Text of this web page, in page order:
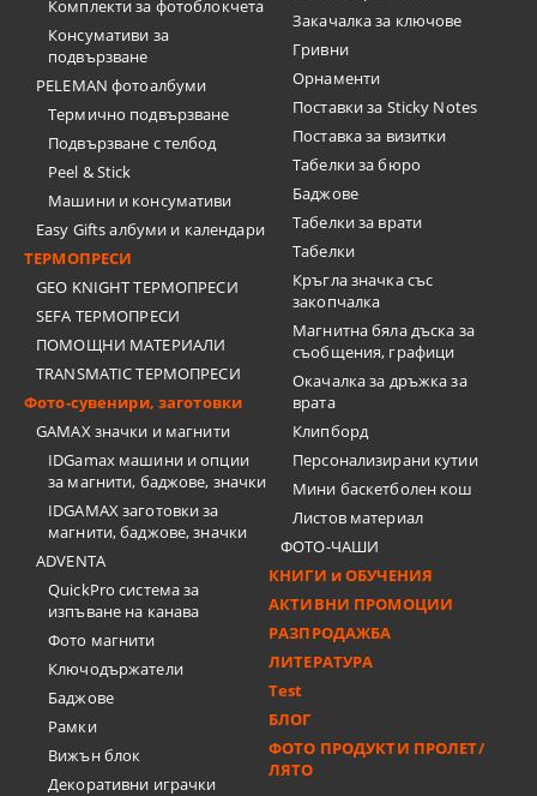
Комплекти за фотоблокчета
Консумативи за
подвързване
PELEMAN фотоалбуми
Термично подвързване
Подвързване с телбод
Peel & Stick
Машини и консумативи
Easy Gifts албуми и календари
ТЕРМОПРЕСИ
GEO KNIGHT ТЕРМОПРЕСИ
SEFA ТЕРМОПРЕСИ
ПОМОЩНИ МАТЕРИАЛИ
TRANSMATIC ТЕРМОПРЕСИ
Фото-сувенири, заготовки
GAMAX значки и магнити
IDGamax машини и опции
за магнити, баджове, значки
IDGAMAX заготовки за
магнити, баджове, значки
ADVENTA
QuickPro система за
изпъване на канава
Фото магнити
Ключодържатели
Баджове
Рамки
Вижън блок
Декоративни играчки
Закачалка за ключове
Гривни
Орнаменти
Поставки за Sticky Notes
Поставка за визитки
Tабелки за бюро
Баджове
Табелки за врати
Табелки
Кръгла значка със
закопчалка
Магнитна бяла дъска за
съобщения, графици
Окачалка за дръжка за
врата
Клипборд
Персонализирани кутии
Мини баскетболен кош
Листов материал
ФОТО-ЧАШИ
КНИГИ и ОБУЧЕНИЯ
АКТИВНИ ПРОМОЦИИ
РАЗПРОДАЖБА
ЛИТЕРАТУРА
Test
БЛОГ
ФОТО ПРОДУКТИ ПРОЛЕТ/
ЛЯТО